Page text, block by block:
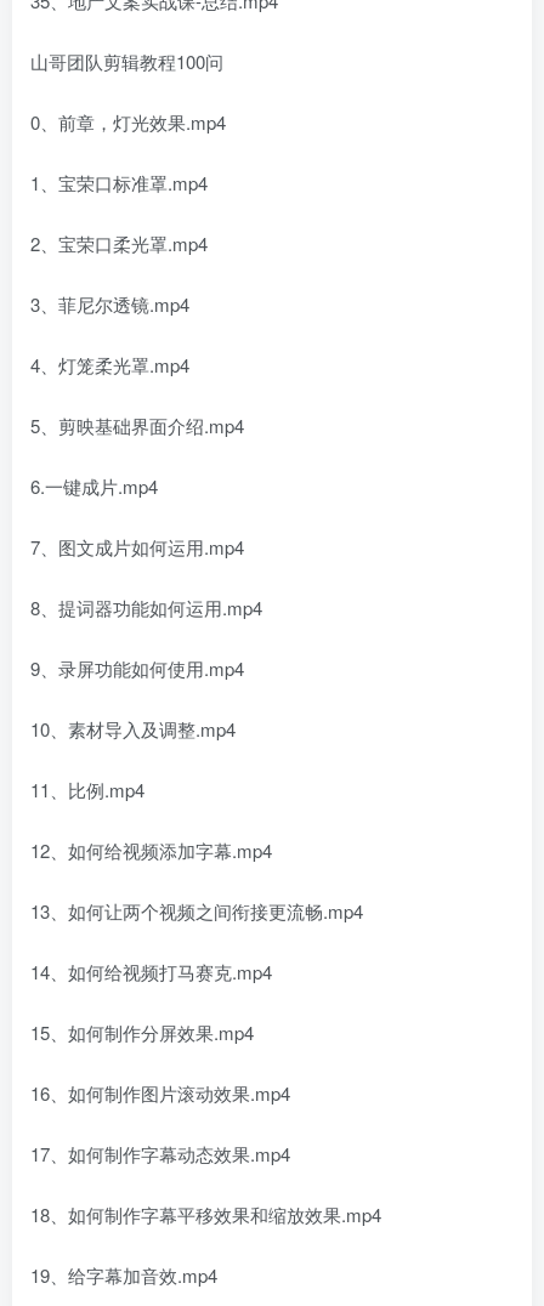
山哥团队剪辑教程100问
0、前章，灯光效果.mp4
1、宝荣口标准罩.mp4
2、宝荣口柔光罩.mp4
3、菲尼尔透镜.mp4
4、灯笼柔光罩.mp4
5、剪映基础界面介绍.mp4
6.一键成片.mp4
7、图文成片如何运用.mp4
8、提词器功能如何运用.mp4
9、录屏功能如何使用.mp4
10、素材导入及调整.mp4
11、比例.mp4
12、如何给视频添加字幕.mp4
13、如何让两个视频之间衔接更流畅.mp4
14、如何给视频打马赛克.mp4
15、如何制作分屏效果.mp4
16、如何制作图片滚动效果.mp4
17、如何制作字幕动态效果.mp4
18、如何制作字幕平移效果和缩放效果.mp4
19、给字幕加音效.mp4